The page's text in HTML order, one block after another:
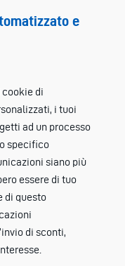
e
di
i tuoi
ad un processo
specifico
siano più
essere di tuo
di questo
di sconti,